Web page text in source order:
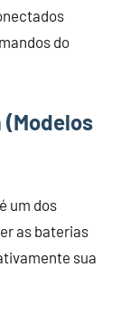
do
(Modelos
um dos
as baterias
sua